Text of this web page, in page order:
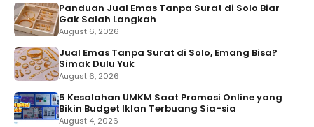
Panduan Jual Emas Tanpa Surat di Solo Biar
Gak Salah Langkah
August 6, 2026
Jual Emas Tanpa Surat di Solo, Emang Bisa?
Simak Dulu Yuk
August 6, 2026
5 Kesalahan UMKM Saat Promosi Online yang
Bikin Budget Iklan Terbuang Sia-sia
August 4, 2026